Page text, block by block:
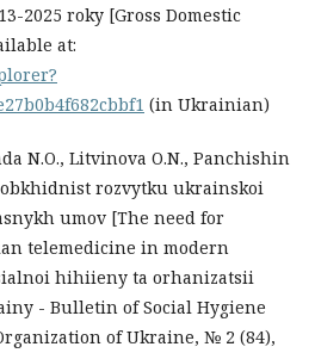
2025 roky [Gross Domestic
at:
(in Ukrainian)
N.O., Litvinova O.N., Panchishin
rozvytku ukrainskoi
umov [The need for
telemedicine in modern
hihiieny ta orhanizatsii
- Bulletin of Social Hygiene
of Ukraine, № 2 (84),